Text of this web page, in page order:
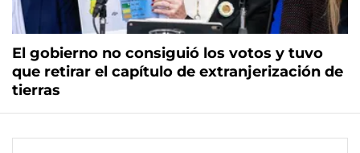
El gobierno no consiguió los votos y tuvo
que retirar el capítulo de extranjerización de
tierras